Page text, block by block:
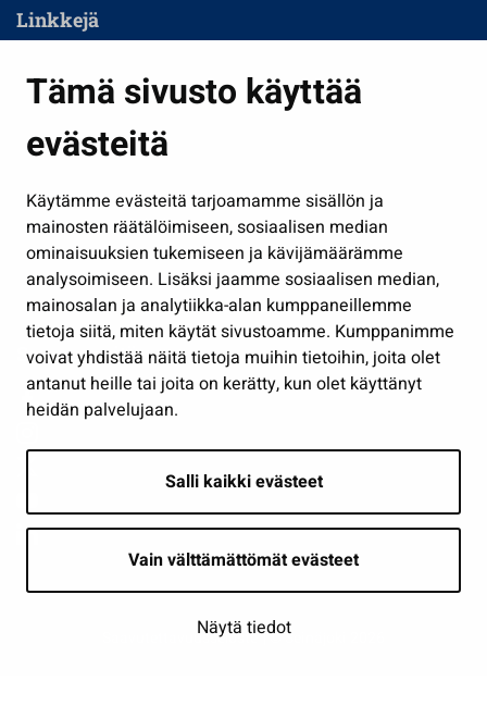
Tämä sivusto käyttää
evästeitä
Käytämme evästeitä tarjoamamme sisällön ja
mainosten räätälöimiseen, sosiaalisen median
ominaisuuksien tukemiseen ja kävijämäärämme
analysoimiseen. Lisäksi jaamme sosiaalisen median,
mainosalan ja analytiikka-alan kumppaneillemme
tietoja siitä, miten käytät sivustoamme. Kumppanimme
voivat yhdistää näitä tietoja muihin tietoihin, joita olet
antanut heille tai joita on kerätty, kun olet käyttänyt
heidän palvelujaan.
Salli kaikki evästeet
Vain välttämättömät evästeet
Näytä tiedot
Linkkejä
Kasvatus ja opetus
Kulttuuri ja liikunta
Työ ja yrittäminen
Osallistu ja asioi
Näytä omat evästeasetukseni
Seuraa meitä
Saavutettavuusseloste | © Seinäjoki 2026